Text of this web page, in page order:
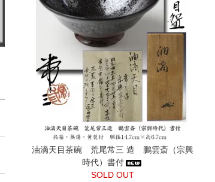
油滴天目茶碗 荒尾常三 造 鵬雲斎（宗興
時代）書付
SOLD OUT